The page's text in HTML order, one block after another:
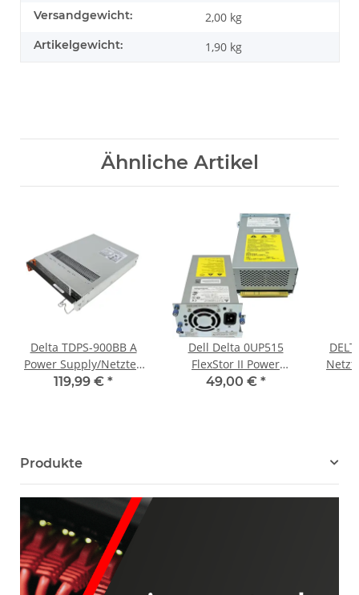
Versandgewicht: 2,00 kg
Artikelgewicht: 1,90 kg
Ähnliche Artikel
Delta TDPS-900BB A
Power Supply/Netzteil
900W for Celestica EMC
119,99 € *
Dell Delta 0UP515
FlexStor II Power
Supply Netzteil 250W
49,00 € *
Produkte